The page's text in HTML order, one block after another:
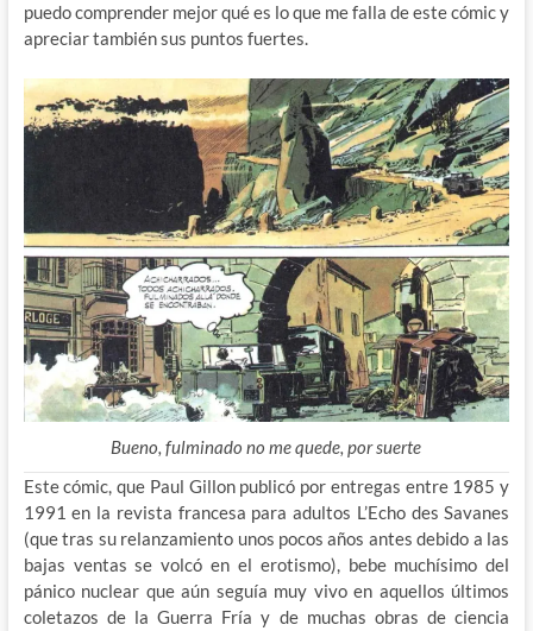
puedo comprender mejor qué es lo que me falla de este cómic y
apreciar también sus puntos fuertes.
Bueno, fulminado no me quede, por suerte
Este cómic, que Paul Gillon publicó por entregas entre 1985 y
1991 en la revista francesa para adultos L’Echo des Savanes
(que tras su relanzamiento unos pocos años antes debido a las
bajas ventas se volcó en el erotismo), bebe muchísimo del
pánico nuclear que aún seguía muy vivo en aquellos últimos
coletazos de la Guerra Fría y de muchas obras de ciencia